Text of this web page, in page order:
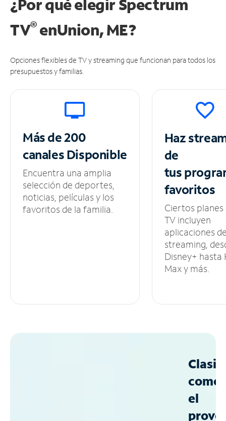
¿Por qué elegir Spectrum
TV®enUnion, ME?
Opciones flexibles de TV y streaming que funcionan para todos los
presupuestos y familias.
Más de 200
canalesDisponible
Encuentra una amplia
selección de deportes,
noticias, películas y los
favoritos de la familia.
Haz
de
tus
favoritos
Ciertos planes
TV incluyen
aplicaciones
streaming,
Disney+ hasta
Max y más.
como
el